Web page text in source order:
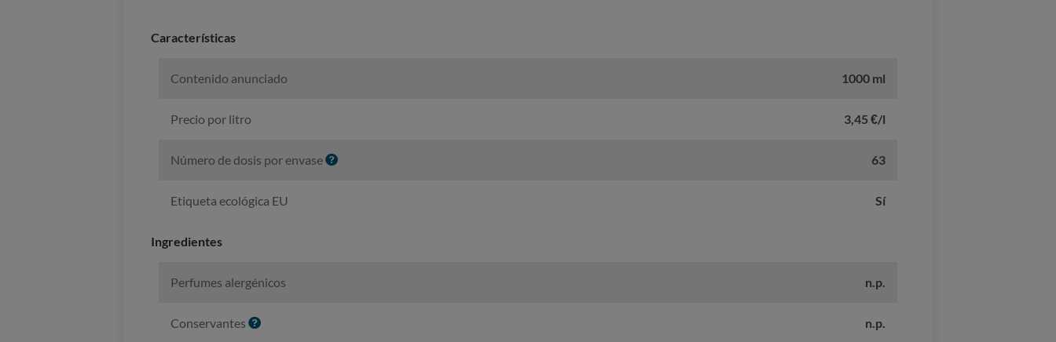
Características
Contenido anunciado 1000 ml
Precio por litro 3,45 €/l
Número de dosis por envaseI
63
Etiqueta ecológica EU Sí
Ingredientes
Perfumes alergénicos n.p.
Conservantes I
n.p.